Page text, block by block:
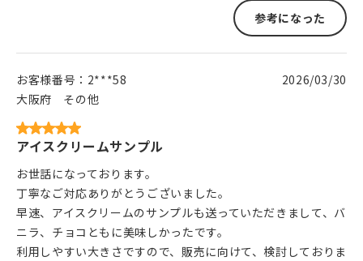
参考になった
お客様番号： 2***58
大阪府
その他
2026/03/30
アイスクリームサンプル
お世話になっております。
丁寧なご対応ありがとうございました。
早速、アイスクリームのサンプルも送っていただきまして、バ
ニラ、チョコともに美味しかったです。
利用しやすい大きさですので、販売に向けて、検討しておりま